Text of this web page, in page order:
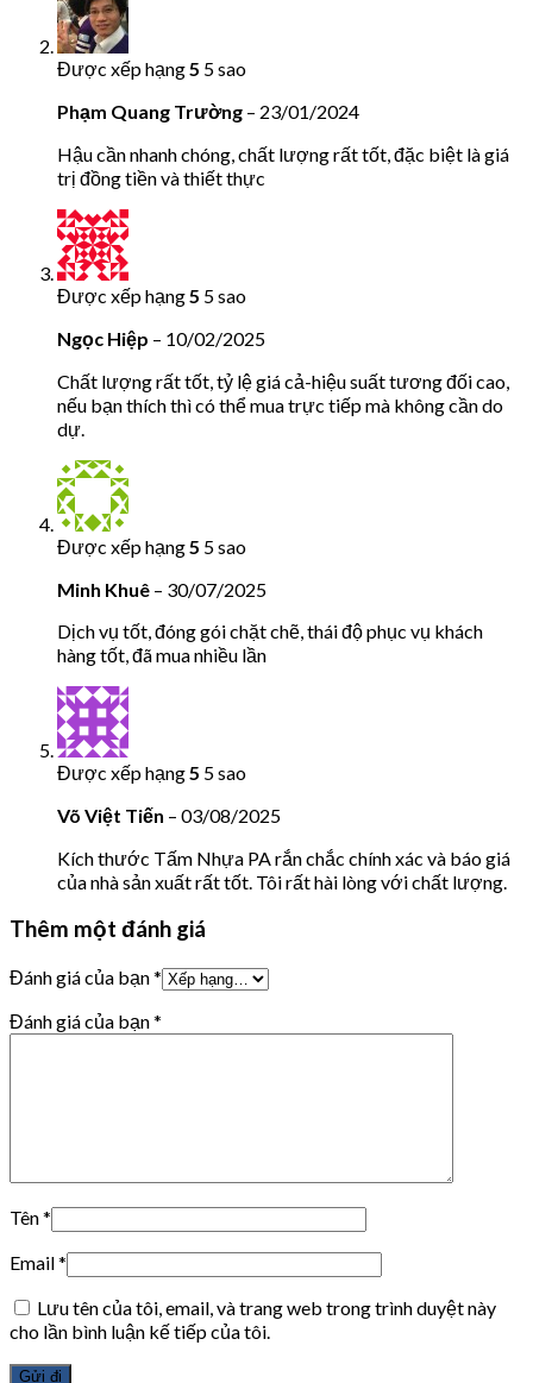
Được xếp hạng 5 5 sao
Phạm Quang Trường – 23/01/2024
Hậu cần nhanh chóng, chất lượng rất tốt, đặc biệt là giá
trị đồng tiền và thiết thực
Được xếp hạng 5 5 sao
Ngọc Hiệp – 10/02/2025
Chất lượng rất tốt, tỷ lệ giá cả-hiệu suất tương đối cao,
nếu bạn thích thì có thể mua trực tiếp mà không cần do
dự.
Được xếp hạng 5 5 sao
Minh Khuê – 30/07/2025
Dịch vụ tốt, đóng gói chặt chẽ, thái độ phục vụ khách
hàng tốt, đã mua nhiều lần
Được xếp hạng 5 5 sao
Võ Việt Tiến – 03/08/2025
Kích thước Tấm Nhựa PA rắn chắc chính xác và báo giá
của nhà sản xuất rất tốt. Tôi rất hài lòng với chất lượng.
Thêm một đánh giá
Đánh giá của bạn*
Đánh giá của bạn*
Tên*
Email*
Lưu tên của tôi, email, và trang web trong trình duyệt này
cho lần bình luận kế tiếp của tôi.